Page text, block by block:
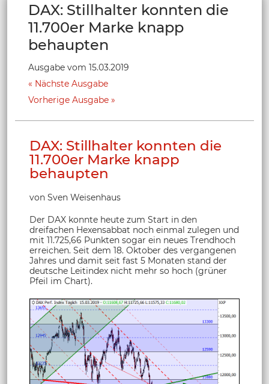
DAX: Stillhalter konnten die
11.700er Marke knapp
behaupten
Ausgabe vom 15.03.2019
Nächste Ausgabe
Vorherige Ausgabe
DAX: Stillhalter konnten die
11.700er Marke knapp
behaupten
von Sven Weisenhaus
Der DAX konnte heute zum Start in den
dreifachen Hexensabbat noch einmal zulegen und
mit 11.725,66 Punkten sogar ein neues Trendhoch
erreichen. Seit dem 18. Oktober des vergangenen
Jahres und damit seit fast 5 Monaten stand der
deutsche Leitindex nicht mehr so hoch (grüner
Pfeil im Chart).